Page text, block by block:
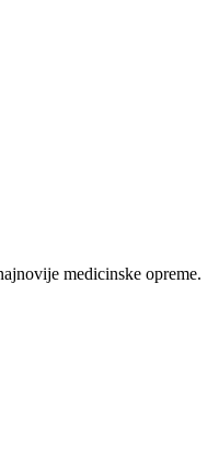
medicinske opreme.